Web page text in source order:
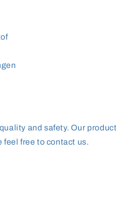
and safety. Our
feel free to contact us.